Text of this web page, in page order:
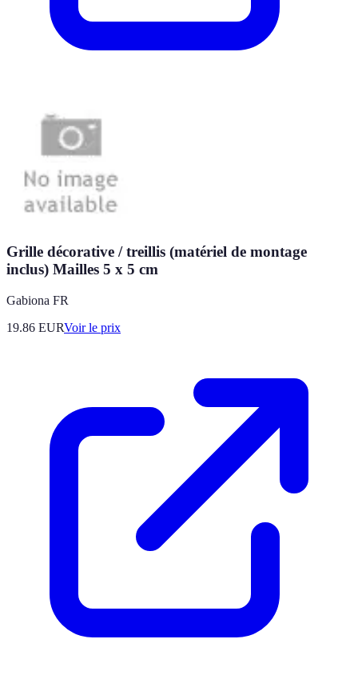
Grille décorative / treillis (matériel de montage
inclus) Mailles 5 x 5 cm
Gabiona FR
19.86 EURVoir le prix